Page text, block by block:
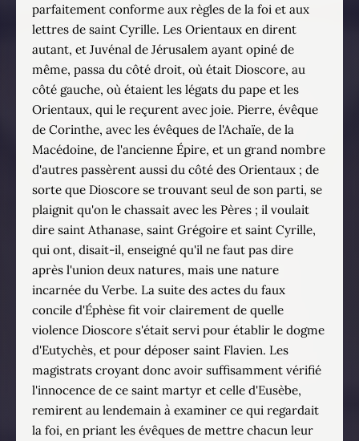
parfaitement conforme aux règles de la foi et aux
lettres de saint Cyrille. Les Orientaux en dirent
autant, et Juvénal de Jérusalem ayant opiné de
même, passa du côté droit, où était Dioscore, au
côté gauche, où étaient les légats du pape et les
Orientaux, qui le reçurent avec joie. Pierre, évêque
de Corinthe, avec les évêques de l'Achaïe, de la
Macédoine, de l'ancienne Épire, et un grand nombre
d'autres passèrent aussi du côté des Orientaux ; de
sorte que Dioscore se trouvant seul de son parti, se
plaignit qu'on le chassait avec les Pères ; il voulait
dire saint Athanase, saint Grégoire et saint Cyrille,
qui ont, disait-il, enseigné qu'il ne faut pas dire
après l'union deux natures, mais une nature
incarnée du Verbe. La suite des actes du faux
concile d'Éphèse fit voir clairement de quelle
violence Dioscore s'était servi pour établir le dogme
d'Eutychès, et pour déposer saint Flavien. Les
magistrats croyant donc avoir suffisamment vérifié
l'innocence de ce saint martyr et celle d'Eusèbe,
remirent au lendemain à examiner ce qui regardait
la foi, en priant les évêques de mettre chacun leur